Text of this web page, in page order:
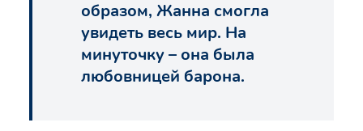
образом, Жанна смогла
увидеть весь мир. На
минуточку – она была
любовницей барона.